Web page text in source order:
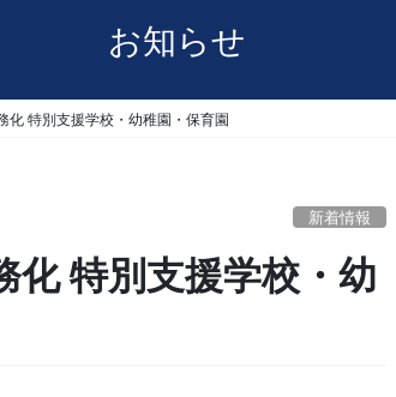
お知らせ
化 特別支援学校・幼稚園・保育園
新着情報
化 特別支援学校・幼